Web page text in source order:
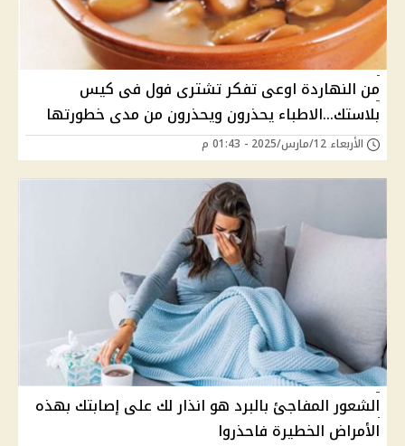
من النهاردة اوعى تفكر تشترى فول فى كيس
بلاستك...الاطباء يحذرون ويحذرون من مدى خطورتها
الأربعاء 12/مارس/2025 - 01:43 م
الشعور المفاجئ بالبرد هو انذار لك على إصابتك بهذه
الأمراض الخطيرة فاحذروا